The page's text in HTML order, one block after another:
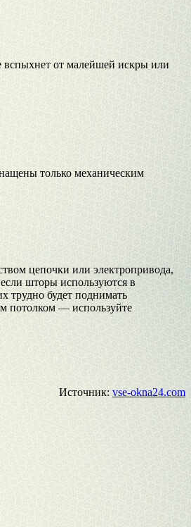
вспыхнет от малейшей искры или
только механическим
цепочки или электропривода,
шторы используются в
трудно будет поднимать
потолком — используйте
Источник: vse-okna24.com